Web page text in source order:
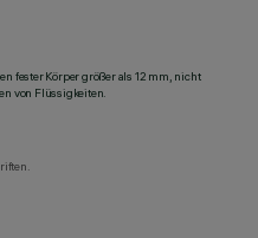
fester Körper größer als 12 mm, nicht
von Flüssigkeiten.